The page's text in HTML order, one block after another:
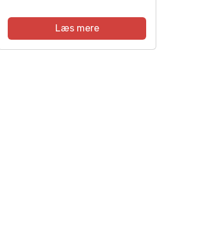
Læs mere